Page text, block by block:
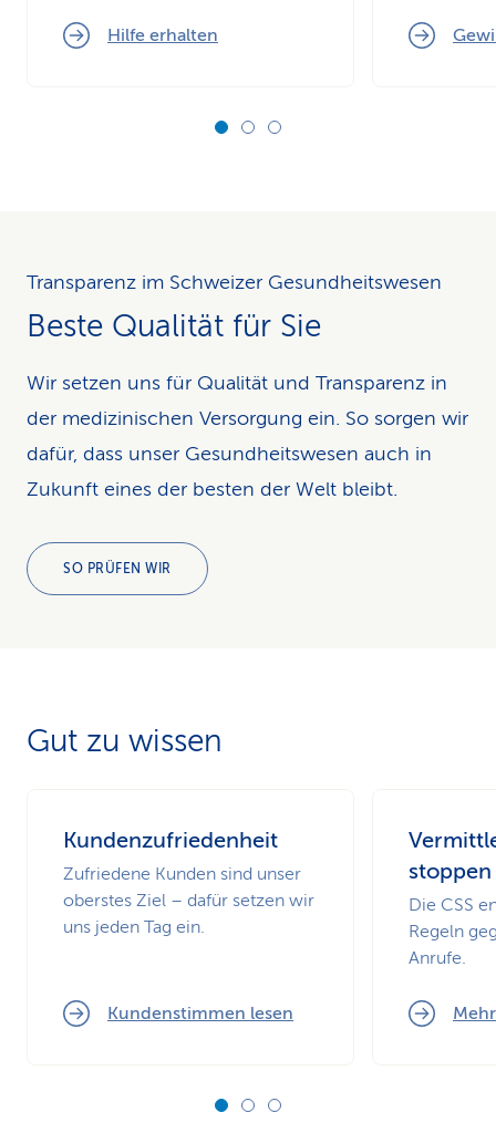
Hilfe erhalten
Transparenz im Schweizer Ge­sund­heits­wesen
Beste Qualität für Sie
Wir setzen uns für Qualität und Trans­pa­renz in
der medizinischen Versorgung ein. So sorgen wir
dafür, dass unser Gesundheitswesen auch in
Zukunft eines der besten der Welt bleibt.
SO PRÜFEN WIR
Gut zu wissen
Kundenzufriedenheit
Zufriedene Kunden sind unser
oberstes Ziel – dafür setzen wir
uns jeden Tag ein.
Kundenstimmen lesen
stoppen
Die CSS
Regeln
Anrufe.